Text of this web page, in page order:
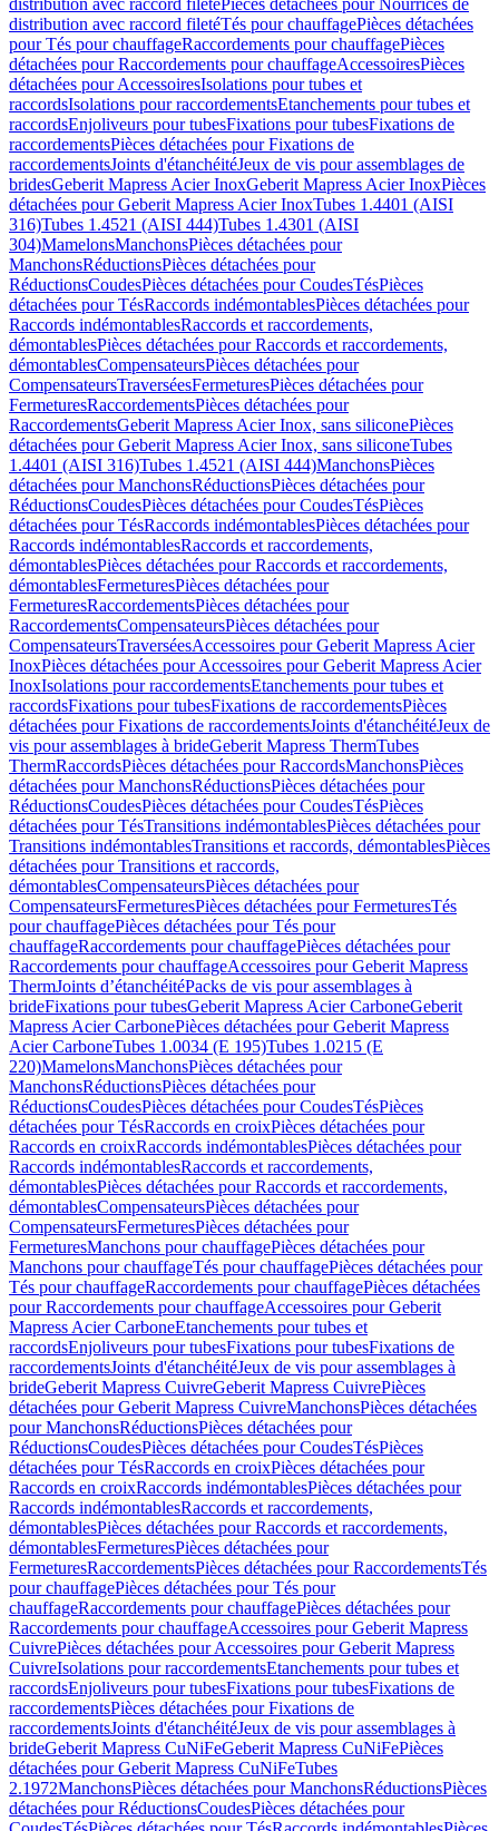
distribution avec raccord filetéPièces détachées pour Nourrices de
distribution avec raccord filetéTés pour chauffagePièces détachées
pour Tés pour chauffageRaccordements pour chauffagePièces
détachées pour Raccordements pour chauffageAccessoiresPièces
détachées pour AccessoiresIsolations pour tubes et
raccordsIsolations pour raccordementsEtanchements pour tubes et
raccordsEnjoliveurs pour tubesFixations pour tubesFixations de
raccordementsPièces détachées pour Fixations de
raccordementsJoints d'étanchéitéJeux de vis pour assemblages de
bridesGeberit Mapress Acier InoxGeberit Mapress Acier InoxPièces
détachées pour Geberit Mapress Acier InoxTubes 1.4401 (AISI
316)Tubes 1.4521 (AISI 444)Tubes 1.4301 (AISI
304)MamelonsManchonsPièces détachées pour
ManchonsRéductionsPièces détachées pour
RéductionsCoudesPièces détachées pour CoudesTésPièces
détachées pour TésRaccords indémontablesPièces détachées pour
Raccords indémontablesRaccords et raccordements,
démontablesPièces détachées pour Raccords et raccordements,
démontablesCompensateursPièces détachées pour
CompensateursTraverséesFermeturesPièces détachées pour
FermeturesRaccordementsPièces détachées pour
RaccordementsGeberit Mapress Acier Inox, sans siliconePièces
détachées pour Geberit Mapress Acier Inox, sans siliconeTubes
1.4401 (AISI 316)Tubes 1.4521 (AISI 444)ManchonsPièces
détachées pour ManchonsRéductionsPièces détachées pour
RéductionsCoudesPièces détachées pour CoudesTésPièces
détachées pour TésRaccords indémontablesPièces détachées pour
Raccords indémontablesRaccords et raccordements,
démontablesPièces détachées pour Raccords et raccordements,
démontablesFermeturesPièces détachées pour
FermeturesRaccordementsPièces détachées pour
RaccordementsCompensateursPièces détachées pour
CompensateursTraverséesAccessoires pour Geberit Mapress Acier
InoxPièces détachées pour Accessoires pour Geberit Mapress Acier
InoxIsolations pour raccordementsEtanchements pour tubes et
raccordsFixations pour tubesFixations de raccordementsPièces
détachées pour Fixations de raccordementsJoints d'étanchéitéJeux de
vis pour assemblages à brideGeberit Mapress ThermTubes
ThermRaccordsPièces détachées pour RaccordsManchonsPièces
détachées pour ManchonsRéductionsPièces détachées pour
RéductionsCoudesPièces détachées pour CoudesTésPièces
détachées pour TésTransitions indémontablesPièces détachées pour
Transitions indémontablesTransitions et raccords, démontablesPièces
détachées pour Transitions et raccords,
démontablesCompensateursPièces détachées pour
CompensateursFermeturesPièces détachées pour FermeturesTés
pour chauffagePièces détachées pour Tés pour
chauffageRaccordements pour chauffagePièces détachées pour
Raccordements pour chauffageAccessoires pour Geberit Mapress
ThermJoints d’étanchéitéPacks de vis pour assemblages à
brideFixations pour tubesGeberit Mapress Acier CarboneGeberit
Mapress Acier CarbonePièces détachées pour Geberit Mapress
Acier CarboneTubes 1.0034 (E 195)Tubes 1.0215 (E
220)MamelonsManchonsPièces détachées pour
ManchonsRéductionsPièces détachées pour
RéductionsCoudesPièces détachées pour CoudesTésPièces
détachées pour TésRaccords en croixPièces détachées pour
Raccords en croixRaccords indémontablesPièces détachées pour
Raccords indémontablesRaccords et raccordements,
démontablesPièces détachées pour Raccords et raccordements,
démontablesCompensateursPièces détachées pour
CompensateursFermeturesPièces détachées pour
FermeturesManchons pour chauffagePièces détachées pour
Manchons pour chauffageTés pour chauffagePièces détachées pour
Tés pour chauffageRaccordements pour chauffagePièces détachées
pour Raccordements pour chauffageAccessoires pour Geberit
Mapress Acier CarboneEtanchements pour tubes et
raccordsEnjoliveurs pour tubesFixations pour tubesFixations de
raccordementsJoints d'étanchéitéJeux de vis pour assemblages à
brideGeberit Mapress CuivreGeberit Mapress CuivrePièces
détachées pour Geberit Mapress CuivreManchonsPièces détachées
pour ManchonsRéductionsPièces détachées pour
RéductionsCoudesPièces détachées pour CoudesTésPièces
détachées pour TésRaccords en croixPièces détachées pour
Raccords en croixRaccords indémontablesPièces détachées pour
Raccords indémontablesRaccords et raccordements,
démontablesPièces détachées pour Raccords et raccordements,
démontablesFermeturesPièces détachées pour
FermeturesRaccordementsPièces détachées pour RaccordementsTés
pour chauffagePièces détachées pour Tés pour
chauffageRaccordements pour chauffagePièces détachées pour
Raccordements pour chauffageAccessoires pour Geberit Mapress
CuivrePièces détachées pour Accessoires pour Geberit Mapress
CuivreIsolations pour raccordementsEtanchements pour tubes et
raccordsEnjoliveurs pour tubesFixations pour tubesFixations de
raccordementsPièces détachées pour Fixations de
raccordementsJoints d'étanchéitéJeux de vis pour assemblages à
brideGeberit Mapress CuNiFeGeberit Mapress CuNiFePièces
détachées pour Geberit Mapress CuNiFeTubes
2.1972ManchonsPièces détachées pour ManchonsRéductionsPièces
détachées pour RéductionsCoudesPièces détachées pour